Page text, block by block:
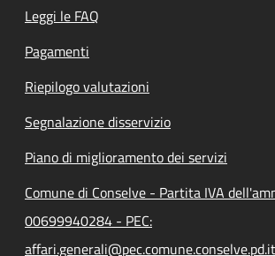
Leggi le FAQ
Pagamenti
Riepilogo valutazioni
Segnalazione disservizio
Piano di miglioramento dei servizi
Comune di Conselve - Partita IVA
00699940284 - PEC:
affari.generali@pec.comune.conselve.pd.it